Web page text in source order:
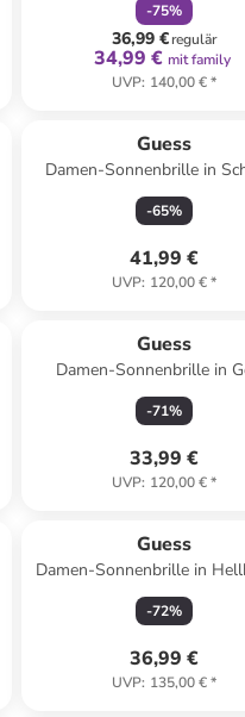
-75%
36,99 €regulär
34,99 € mit family
UVP: 140,00 €*
Guess
Damen-Sonnenbrille in
-65%
41,99 €
UVP: 120,00 €*
Guess
Damen-Sonnenbrille in
Hellbraun
-71%
33,99 €
UVP: 120,00 €*
Guess
Damen-Sonnenbrille in
Gelb/ Braun
-72%
36,99 €
UVP: 135,00 €*